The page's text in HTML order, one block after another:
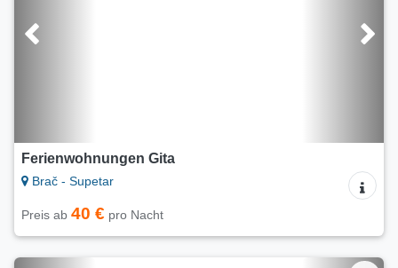
Ferienwohnungen Gita
Brač - Supetar
Preis ab 40 € pro Nacht